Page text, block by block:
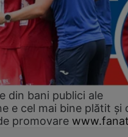
din bani publici ale
e cel mai bine plătit și
promovare